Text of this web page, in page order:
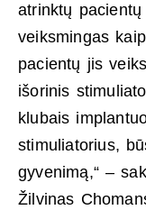
atrinktų
veiksmingas
pacientų jis
išorinis
klubais
stimuliatorius,
gyvenimą,“ –
Žilvinas